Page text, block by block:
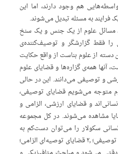
هم وجود دارند، اما این
به مسئله تبدیل می‌شوند.
مسائل علوم از یک جنس و یک سنخ
را فقط گزارشگر و توصیف‌کننده‌ی
دسته از علوم بناست از واقع حکایت
آنها همه‌ی گزاره‌ها و قضایای علوم
و توصیفی می‌دانند. این در حالی
متوجه می‌شویم قضایای توصیفی،
و قضایای ارزشی، الزامی و
مشاهده می‌شوند. در کل مجموعه
سکولار را می‌توان دست‌کم به
سه دسته تقسیم کرد: ۱٫قضایای توصیفی؛ ۲٫ قضایای توصیه‌ای الزامی؛